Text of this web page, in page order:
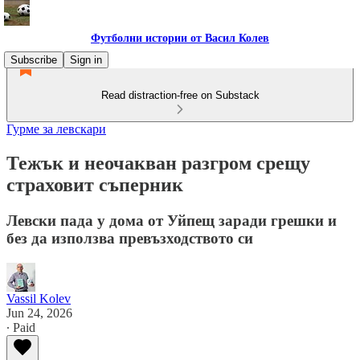
Футболни истории от Васил Колев
Subscribe
Sign in
Read distraction-free on Substack
Гурме за левскари
Тежък и неочакван разгром срещу
страховит съперник
Левски пада у дома от Уйпещ заради грешки и
без да използва превъзходството си
Vassil Kolev
Jun 24, 2026
∙ Paid